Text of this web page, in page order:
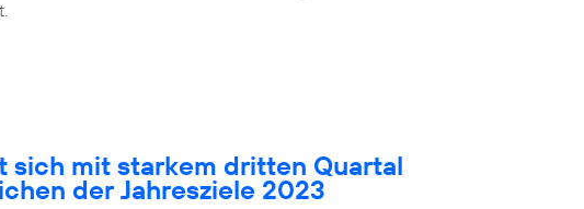
sich mit starkem dritten Quartal
der Jahresziele 2023